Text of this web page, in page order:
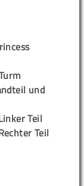
und
Teil
Teil